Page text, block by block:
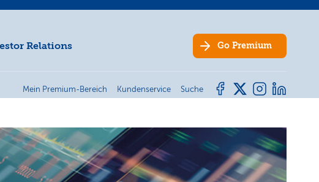
Relations Go Premium
Mein Premium-Bereich Kundenservice Suche